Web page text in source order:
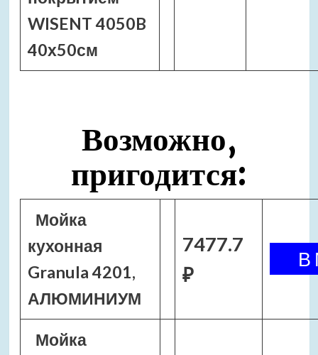
WISENT 4050B
40х50см
Возможно,
пригодится:
Мойка
кухонная
Granula 4201,
АЛЮМИНИУМ
7477.7
₽
Мойка